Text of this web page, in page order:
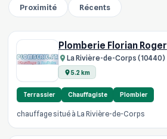
Proximité Récents
Plomberie Florian Roger
La Rivière-de-Corps (10440)
5.2 km
Terrassier Chauffagiste Plombier
chauffage situé à La Rivière-de-Corps